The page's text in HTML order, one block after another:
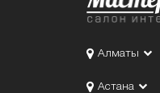
Алматы
Астана